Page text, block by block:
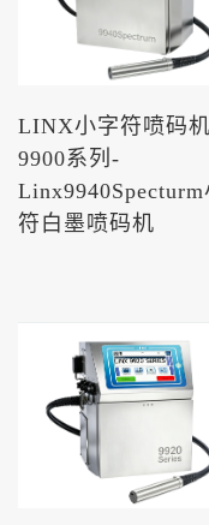
LINX小字符喷码机
9900系列-
Linx9940Specturm
符白墨喷码机